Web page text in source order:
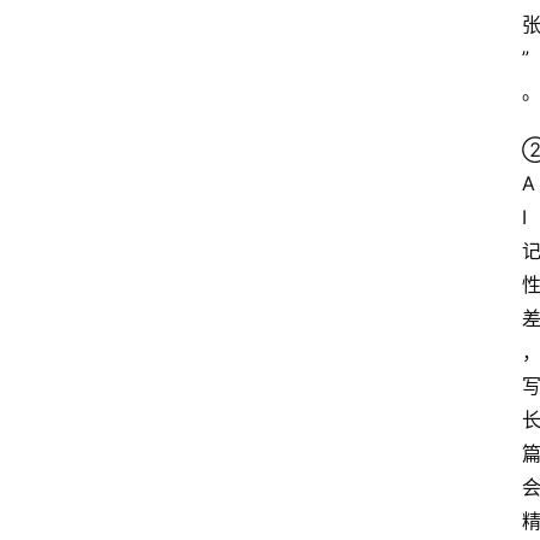
张
”
。
A
I
记
性
差
，
写
长
篇
会
精